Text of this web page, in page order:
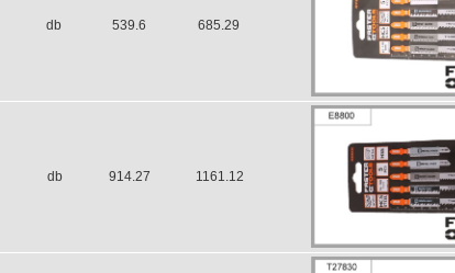
db 539.6 685.29
db 914.27 1161.12